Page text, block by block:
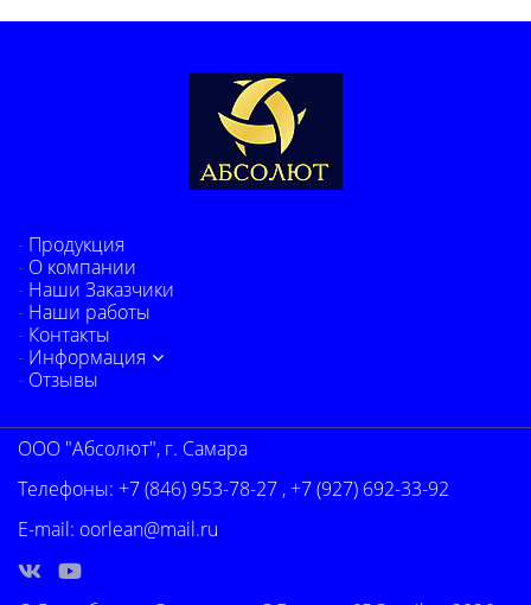
Продукция
О компании
Наши Заказчики
Наши работы
Контакты
Информация
Отзывы
ООО "Абсолют", г. Самара
Телефоны: +7 (846) 953-78-27 , +7 (927) 692-33-92
E-mail: oorlean@mail.ru